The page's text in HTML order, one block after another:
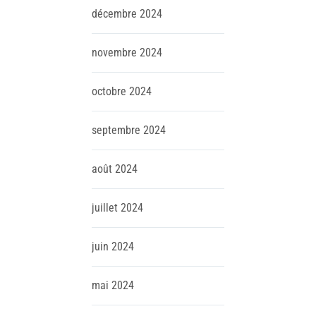
décembre 2024
novembre 2024
octobre 2024
septembre 2024
août 2024
juillet 2024
juin 2024
mai 2024